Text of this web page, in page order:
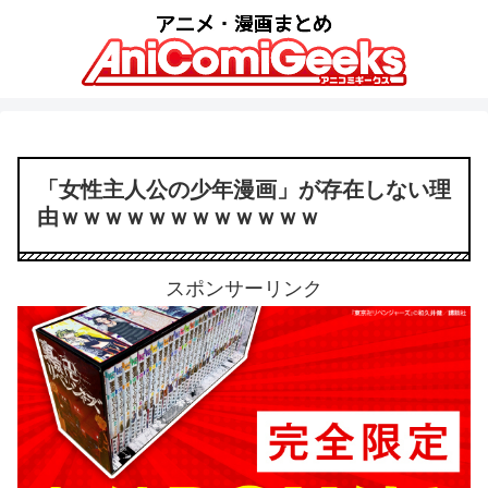
「女性主人公の少年漫画」が存在しない理
由ｗｗｗｗｗｗｗｗｗｗｗｗ
スポンサーリンク